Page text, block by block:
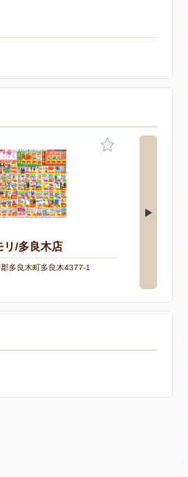
リ/多良木店
多良木町多良木4377-1